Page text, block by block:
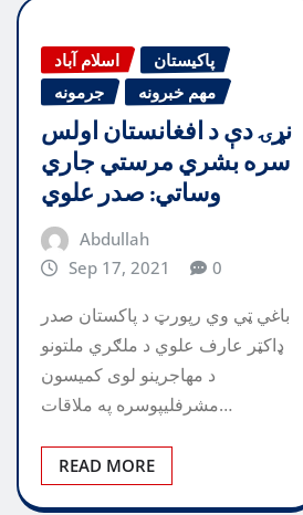
اسلام آباد
پاکیستان
جرمونه
مهم خبرونه
نړۍ دې د افغانستان اولس
سره بشري مرستي جاري
وساتي: صدر علوي
Abdullah
Sep 17, 2021
0
باغي ټي وي رپورټ د پاکستان صدر
ډاکټر عارف علوي د ملګري ملتونو
د مهاجرینو لوی کمیسون
مشرفلیپوسره په ملاقات…
READ MORE